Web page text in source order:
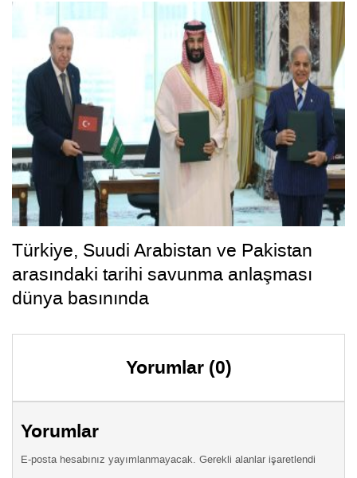
Türkiye, Suudi Arabistan ve Pakistan
arasındaki tarihi savunma anlaşması
dünya basınında
Yorumlar (0)
Yorumlar
E-posta hesabınız yayımlanmayacak. Gerekli alanlar işaretlendi